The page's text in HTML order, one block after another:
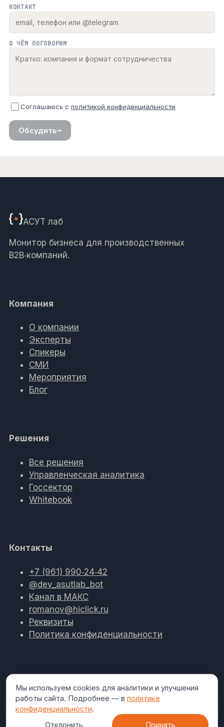
КОНТАКТ
О ЧЁМ ПОГОВОРИМ
Соглашаюсь с политикой конфиденциальности
Обсудить→
АСУТ лаб
Монитор бизнеса для производственных
B2B‑компаний.
Компания
О компании
Эксперты
Спикеры
СМИ
Мероприятия
Блог
Решения
Все решения
Управленческая аналитика
Госсектор
Whitebook
Контакты
+7 (961) 990‑24‑42
@dev_asutlab_bot
Канал в МАКС
romanov@hiclick.ru
Реквизиты
Политика конфиденциальности
Работаем
в закрытом
контуре.
Развёртывание на вашем сервере (on-
premise), данные не покидают периметр
организации.
Мы используем cookies для аналитики и улучшения
работы сайта. Подробнее — в политике
конфиденциальности.
Отклонить
Принять